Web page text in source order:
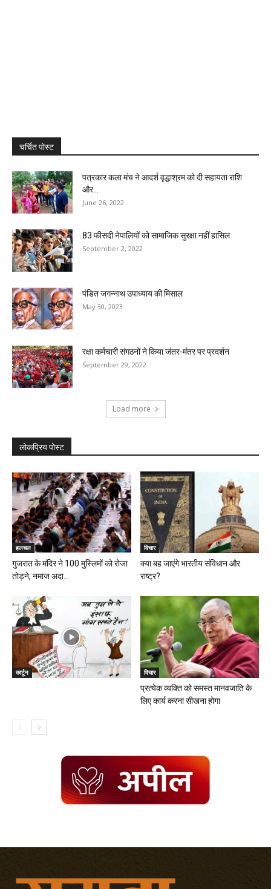
चर्चित पोस्ट
पत्रकार कला मंच ने आदर्श वृद्धाश्रम को दी सहायता राशि
और...
June 26, 2022
83 फीसदी नेपालियों को सामाजिक सुरक्षा नहीं हासिल
September 2, 2022
पंडित जगन्नाथ उपाध्याय की मिसाल
May 30, 2023
रक्षा कर्मचारी संगठनों ने किया जंतर-मंतर पर प्रदर्शन
September 29, 2022
Load more
लोकप्रिय पोस्ट
हलचल
गुजरात के मंदिर ने 100 मुस्लिमों को रोजा
तोड़ने, नमाज अदा...
विचार
क्या बह जाएंगे भारतीय संविधान और
राष्ट्र?
कार्टून विचार
प्रत्येक व्यक्ति को समस्त मानवजाति के
लिए कार्य करना सीखना होगा